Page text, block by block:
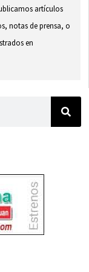
artículos
notas de prensa, o
en